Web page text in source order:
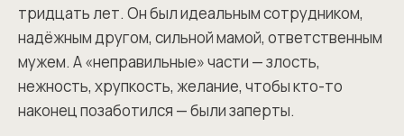
тридцать лет. Он был идеальным сотрудником,
надёжным другом, сильной мамой, ответственным
мужем. А «неправильные» части — злость,
нежность, хрупкость, желание, чтобы кто-то
наконец позаботился — были заперты.